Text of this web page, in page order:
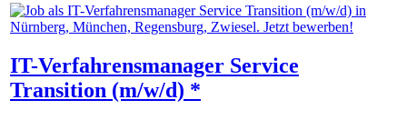
IT-Verfahrensmanager Service
Transition (m/w/d) *